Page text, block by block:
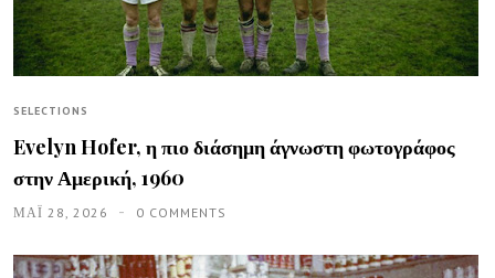
SELECTIONS
Evelyn Hofer, η πιο διάσημη άγνωστη φωτογράφος
στην Αμερική, 1960
ΜΑΪ́ 28, 2026 0 COMMENTS